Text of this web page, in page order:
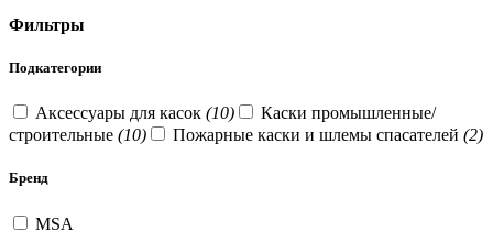
Фильтры
Подкатегории
Аксессуары для касок (10)
Каски промышленные/
строительные (10) Пожарные каски и шлемы спасателей (2)
Бренд
MSA